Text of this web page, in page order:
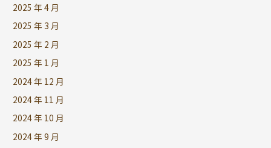
2025 年 4 月
2025 年 3 月
2025 年 2 月
2025 年 1 月
2024 年 12 月
2024 年 11 月
2024 年 10 月
2024 年 9 月